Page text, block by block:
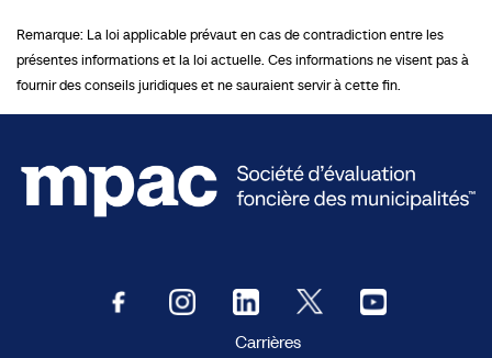
Remarque: La loi applicable prévaut en cas de contradiction entre les
présentes informations et la loi actuelle. Ces informations ne visent pas à
fournir des conseils juridiques et ne sauraient servir à cette fin.
Carrières